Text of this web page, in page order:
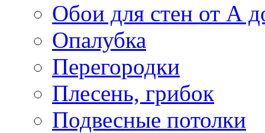
Обои для стен от А
Опалубка
Перегородки
Плесень, грибок
Подвесные потолки